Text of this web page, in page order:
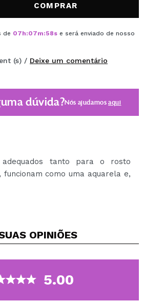
COMPRAR
de 07h:07m:58s e será enviado de nosso
(s) / Deixe um comentário
dúvida?Nós ajudamosaqui
tanto para o rosto
como uma aquarela e,
variedade de tons.
OPINIÕES
5.00